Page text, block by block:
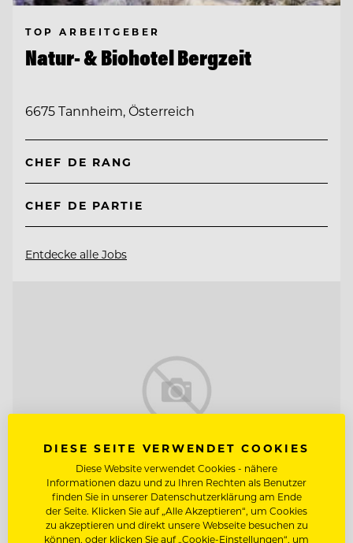
TOP ARBEITGEBER
Natur- & Biohotel Bergzeit
6675 Tannheim, Österreich
CHEF DE RANG
CHEF DE PARTIE
Entdecke alle Jobs
TOP ARBEITGEBER
DIESE SEITE VERWENDET COOKIES
Diese Website verwendet Cookies - nähere
Informationen dazu und zu Ihren Rechten als Benutzer
finden Sie in unserer Datenschutzerklärung am Ende
der Seite. Klicken Sie auf „Alle Akzeptieren“, um Cookies
zu akzeptieren und direkt unsere Webseite besuchen zu
können, oder klicken Sie auf „Cookie-Einstellungen“, um